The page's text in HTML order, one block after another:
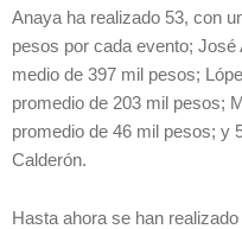
Anaya ha realizado 53, con
pesos por cada evento;
medio de 397 mil pesos;
promedio de 203 mil pesos;
promedio de 46 mil pesos; y
Calderón.
Hasta ahora se han